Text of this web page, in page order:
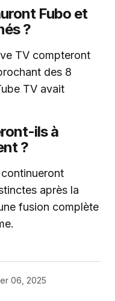
Fubo et
?
TV compteront
des 8
TV avait
ils à
?
après la
fusion complète
06, 2025